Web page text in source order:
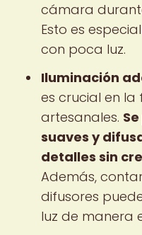
cámara
Esto es
con poca luz.
Iluminación
es crucial en
artesanales.
suaves y
detalles sin
Además,
difusores
luz de manera